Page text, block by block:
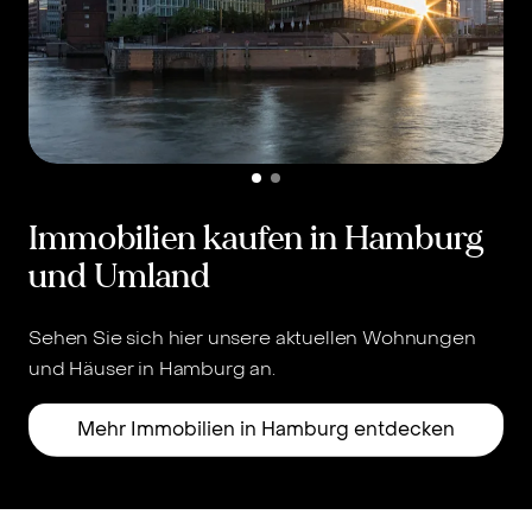
Immobilien kaufen in Hamburg
und Umland
Sehen Sie sich hier unsere aktuellen Wohnungen
und Häuser in Hamburg an.
Mehr Immobilien in Hamburg entdecken